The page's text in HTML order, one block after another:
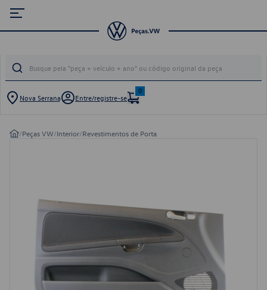
Nova Serrana Entre/registre-se
0
/Peças VW/Interior/Revestimentos de Porta